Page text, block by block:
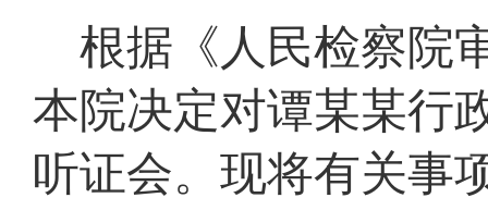
根据《人民检察院
本院决定对谭某某行
听证会。 现将有关事